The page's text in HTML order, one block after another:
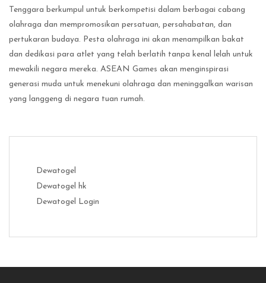
Tenggara berkumpul untuk berkompetisi dalam berbagai cabang
olahraga dan mempromosikan persatuan, persahabatan, dan
pertukaran budaya. Pesta olahraga ini akan menampilkan bakat
dan dedikasi para atlet yang telah berlatih tanpa kenal lelah untuk
mewakili negara mereka. ASEAN Games akan menginspirasi
generasi muda untuk menekuni olahraga dan meninggalkan warisan
yang langgeng di negara tuan rumah.
Dewatogel
Dewatogel hk
Dewatogel Login